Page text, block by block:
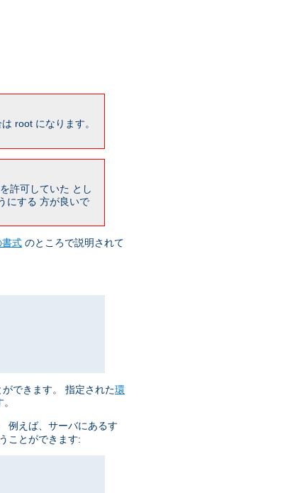
root になります。
許可していた とし
にする 方が良いで
書式 のところで説明されて
できます。 指定された環
例えば、サーバにあるす
ことができます: